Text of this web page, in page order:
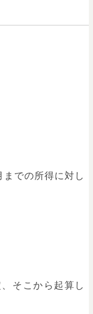
での所得に対し
そこから起算し